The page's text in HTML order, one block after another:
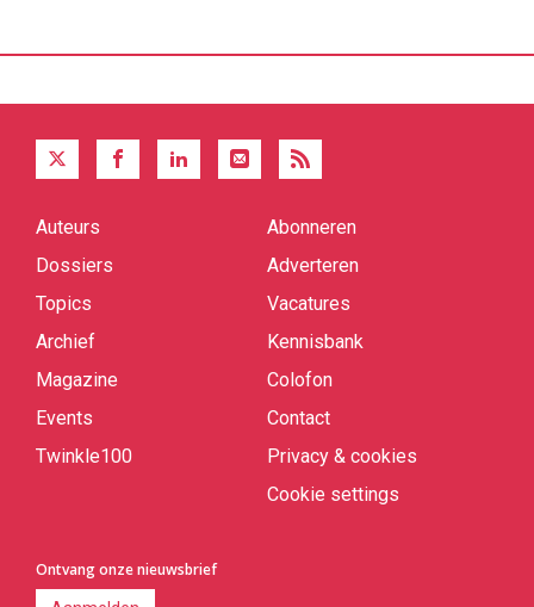
Quick
Auteurs
Dossiers
Topics
Archief
Magazine
Events
Twinkle100
Abonneren
Adverteren
Vacatures
Kennisbank
Colofon
Contact
Privacy & cookies
Cookie settings
Ontvang onze nieuwsbrief